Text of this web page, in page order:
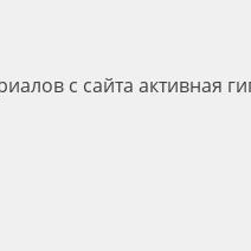
с сайта активная